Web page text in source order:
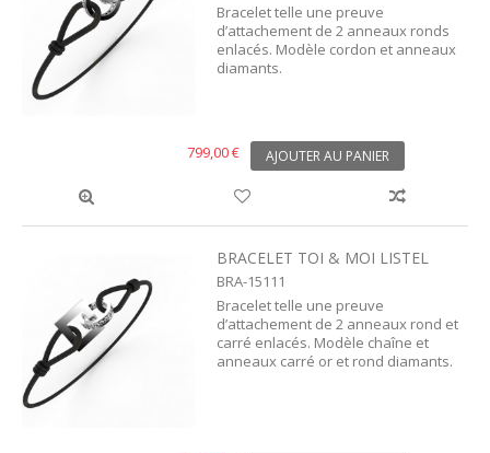
Bracelet telle une preuve
d’attachement de 2 anneaux ronds
enlacés. Modèle cordon et anneaux
diamants.
799,00 € AJOUTER AU PANIER
BRACELET TOI & MOI LISTEL
BRA-15111
Bracelet telle une preuve
d’attachement de 2 anneaux rond et
carré enlacés. Modèle chaîne et
anneaux carré or et rond diamants.